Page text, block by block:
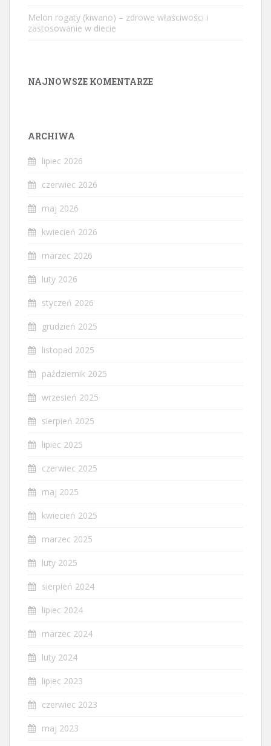
Melon rogaty (kiwano) – zdrowe właściwości i
zastosowanie w diecie
NAJNOWSZE KOMENTARZE
ARCHIWA
lipiec 2026
czerwiec 2026
maj 2026
kwiecień 2026
marzec 2026
luty 2026
styczeń 2026
grudzień 2025
listopad 2025
październik 2025
wrzesień 2025
sierpień 2025
lipiec 2025
czerwiec 2025
maj 2025
kwiecień 2025
marzec 2025
luty 2025
sierpień 2024
lipiec 2024
marzec 2024
luty 2024
lipiec 2023
czerwiec 2023
maj 2023